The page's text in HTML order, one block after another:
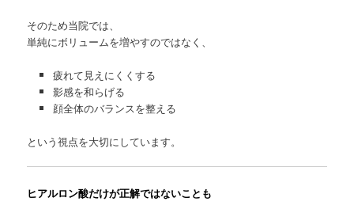
そのため当院では、
単純にボリュームを増やすのではなく、
疲れて見えにくくする
影感を和らげる
顔全体のバランスを整える
という視点を大切にしています。
ヒアルロン酸だけが正解ではないことも